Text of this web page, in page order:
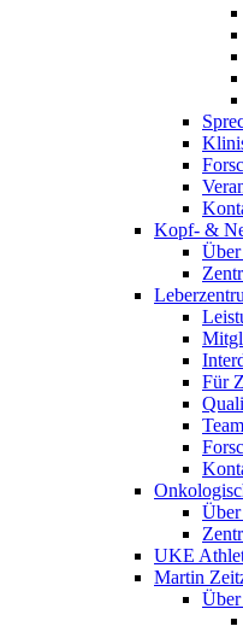
Kopf- &
Für
Team
UKE
Martin
Über